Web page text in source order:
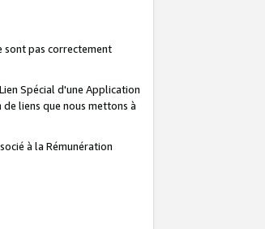
sont pas correctement
Spécial d'une Application
de liens que nous mettons à
à la Rémunération